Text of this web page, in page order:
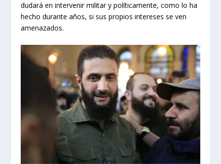
dudará en intervenir militar y políticamente, como lo ha
hecho durante años, si sus propios intereses se ven
amenazados.